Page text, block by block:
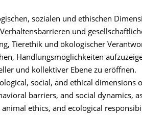
sozialen und ethischen
und
Tierethik und ökologischer
Handlungsmöglichkeiten
und kollektiver Ebene zu eröffnen.
social, and ethical dimensions
barriers, and social dynamics,
ethics, and ecological